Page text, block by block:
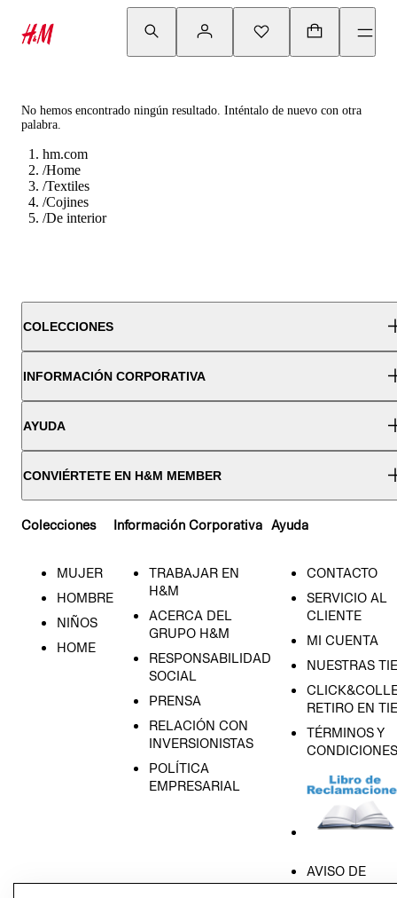
No hemos encontrado ningún resultado. Inténtalo de nuevo con otra
palabra.
hm.com
/Home
/Textiles
/Cojines
/De interior
COLECCIONES
INFORMACIÓN CORPORATIVA
AYUDA
CONVIÉRTETE EN H&M MEMBER
Colecciones
MUJER
HOMBRE
NIÑOS
HOME
Información Corporativa
TRABAJAR EN
H&M
ACERCA DEL
GRUPO H&M
RESPONSABILIDAD
SOCIAL
PRENSA
RELACIÓN CON
INVERSIONISTAS
POLÍTICA
EMPRESARIAL
Ayuda
CONTACTO
SERVICIO AL
CLIENTE
MI CUENTA
NUESTRAS
RETIRO EN
TÉRMINOS Y
CONDICIONES
AVISO DE
PRIVACIDAD